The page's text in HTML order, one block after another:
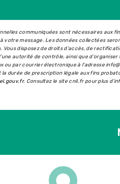
communiquées sont nécessaires aux
votre message. Les données collectées
disposez de droits d’accès, de
autorité de contrôle, ainsi que
ou par courrier électronique à l'adresse
durée de prescription légale aux fins
. Consultez le site cnil.fr pour plus